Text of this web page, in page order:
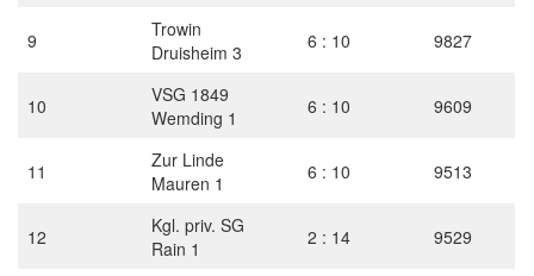
9
Trowin
Druisheim 3
6 : 10 9827
10
VSG 1849
Wemding 1
6 : 10 9609
11
Zur Linde
Mauren 1
6 : 10 9513
12
Kgl. priv. SG
Rain 1
2 : 14 9529